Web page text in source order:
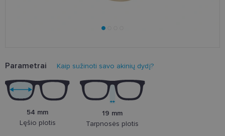
Parametrai Kaip sužinoti savo akinių dydį?
54 mm
Lęšio plotis
19 mm
Tarpnosės plotis